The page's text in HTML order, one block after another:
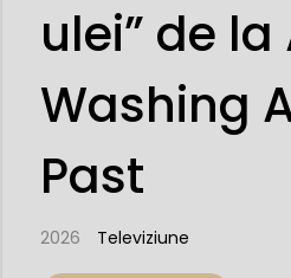
ulei” de la
Washing
Past
2026 Televiziune